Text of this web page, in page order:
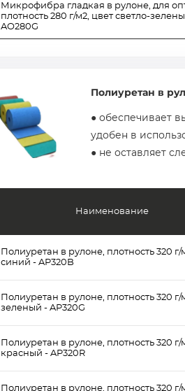
Микрофибра гладкая в рулоне, для
плотность 280 г/м2, цвет светло-
AO280G
Полиуретан в
● обеспечивает
удобен в
● не оставляет
Наименование
Полиуретан в рулоне, плотность 320 г/
синий - AP320B
Полиуретан в рулоне, плотность 320 г/
зеленый - AP320G
Полиуретан в рулоне, плотность 320 г/
красный - AP320R
Полиуретан в рулоне, плотность 320 г/